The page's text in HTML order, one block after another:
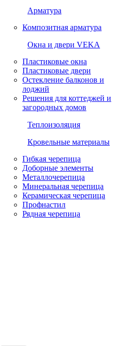
Арматура
Композитная арматура
Окна и двери VEKA
Пластиковые окна
Пластиковые двери
Остекление балконов и
лоджий
Решения для коттеджей и
загородных домов
Теплоизоляция
Кровельные материалы
Гибкая черепица
Доборные элементы
Металлочерепица
Минеральная черепица
Керамическая черепица
Профнастил
Рядная черепица